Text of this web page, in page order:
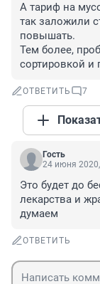
А тариф на
так заложили
повышать.
Тем более,
сортировкой и
ОТВЕТИТЬ 7
Гость
24 июня
Это будет до
лекарства и
думаем
ОТВЕТИТЬ